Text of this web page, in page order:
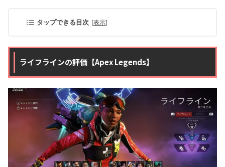
タップできる目次 [表示]
ライフラインの評価【Apex Legends】